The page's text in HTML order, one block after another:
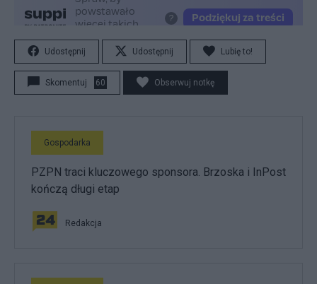
Udostępnij Udostępnij Lubię to!
Skomentuj 60 Obserwuj notkę
Gospodarka
PZPN traci kluczowego sponsora. Brzoska i InPost
kończą długi etap
Redakcja